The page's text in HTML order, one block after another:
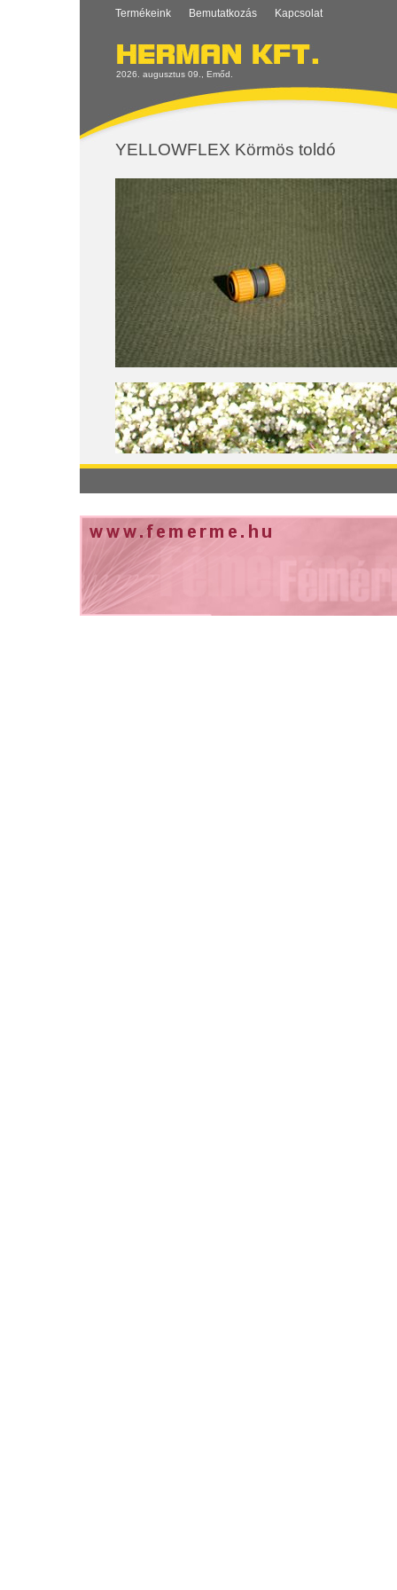
Termékeink Bemutatkozás Kapcsolat
2026. augusztus 09., Emőd.
YELLOWFLEX Körmös toldó